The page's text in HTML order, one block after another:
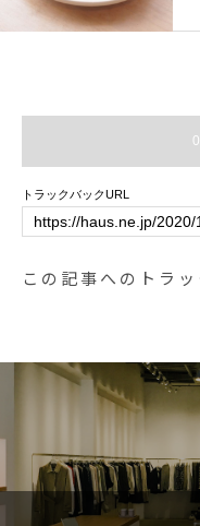
トラックバックURL
この記事へのトラ